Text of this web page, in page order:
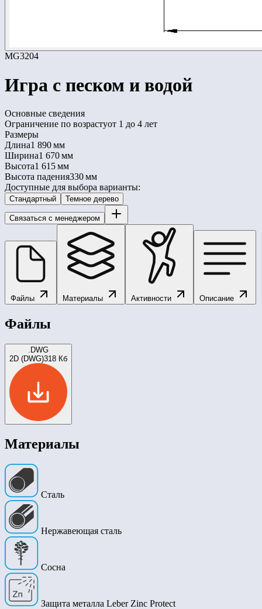
MG3204
Игра с песком и водой
Основные сведения
Ограничение по возрастуот 1 до 4 лет
Размеры
Длина1 890 мм
Ширина1 670 мм
Высота1 615 мм
Высота падения330 мм
Доступные для выбора варианты:
Стандартный Темное дерево
Связаться с менеджером
Файлы Материалы Активности Описание
Файлы
.DWG
2D (DWG)318 Кб
Материалы
Сталь
Нержавеющая сталь
Сосна
Защита металла Leber Zinc Protect